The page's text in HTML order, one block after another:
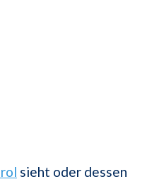
sieht oder dessen